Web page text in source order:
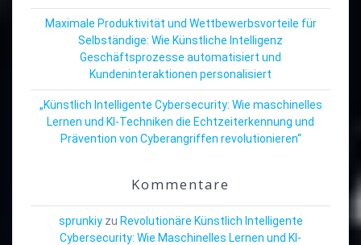
Maximale Produktivität und Wettbewerbsvorteile für
Selbständige: Wie Künstliche Intelligenz
Geschäftsprozesse automatisiert und
Kundeninteraktionen personalisiert
„Künstlich Intelligente Cybersecurity: Wie maschinelles
Lernen und KI-Techniken die Echtzeiterkennung und
Prävention von Cyberangriffen revolutionieren“
Kommentare
sprunkiyzu Revolutionäre Künstlich Intelligente
Cybersecurity: Wie Maschinelles Lernen und KI-